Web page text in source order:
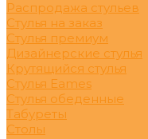
Распродажа стульев
Стулья на заказ
Стулья премиум
Дизайнерские стулья
Крутящийся стулья
Стулья Eames
Стулья обеденные
Табуреты
Столы